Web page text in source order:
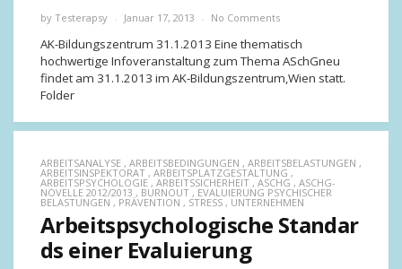
by Testerapsy Januar 17, 2013 No Comments
AK-Bildungszentrum 31.1.2013 Eine thematisch
hochwertige Infoveranstaltung zum Thema ASchGneu
findet am 31.1.2013 im AK-Bildungszentrum,Wien statt.
Folder
ARBEITSANALYSE , ARBEITSBEDINGUNGEN , ARBEITSBELASTUNGEN ,
ARBEITSINSPEKTORAT , ARBEITSPLATZGESTALTUNG ,
ARBEITSPSYCHOLOGIE , ARBEITSSICHERHEIT , ASCHG , ASCHG-
NOVELLE 2012/2013 , BURNOUT , EVALUIERUNG PSYCHISCHER
BELASTUNGEN , PRÄVENTION , STRESS , UNTERNEHMEN
Arbeitspsychologische Standar
ds einer Evaluierung